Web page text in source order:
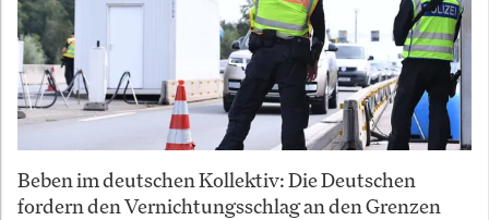
Beben im deutschen Kollektiv: Die Deutschen
fordern den Vernichtungsschlag an den Grenzen